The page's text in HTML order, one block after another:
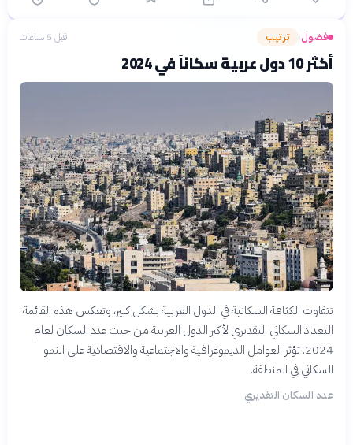
فضول› ترتيب قبل 5 ساعات
أكثر 10 دول عربية سكاناً في 2024
تتفاوت الكثافة السكانية في الدول العربية بشكل كبير، وتعكس هذه القائمة
التعداد السكاني التقديري لأكبر الدول العربية من حيث عدد السكان لعام
2024. تؤثر العوامل الديموغرافية والاجتماعية والاقتصادية على النمو
السكاني في المنطقة.
عدد السكان التقديري